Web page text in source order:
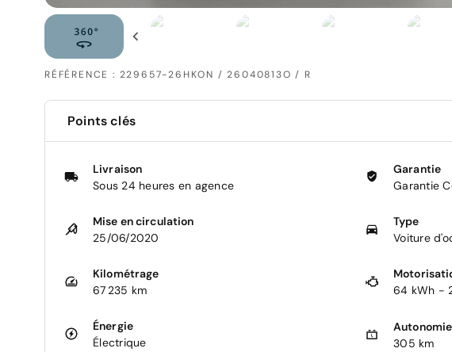
RÉFÉRENCE : 229657-26HKON / 26040813O / R
Points clés
Livraison
Sous 24 heures en agence
Garantie
Garantie
Mise en circulation
25/06/2020
Type
Voiture
Kilométrage
67 235 km
64 kWh -
Énergie
Électrique
305 km